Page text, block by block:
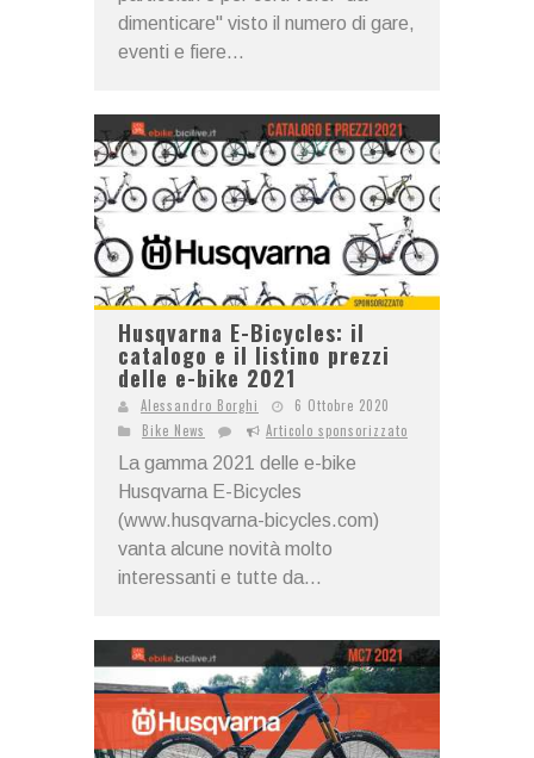
dimenticare" visto il numero di gare,
eventi e fiere...
Husqvarna E-Bicycles: il
catalogo e il listino prezzi
delle e-bike 2021
Alessandro Borghi
6 Ottobre 2020
Bike News
Articolo sponsorizzato
La gamma 2021 delle e-bike
Husqvarna E-Bicycles
(www.husqvarna-bicycles.com)
vanta alcune novità molto
interessanti e tutte da...